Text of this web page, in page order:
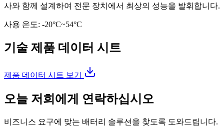
사와 함께 설계하여 전문 장치에서 최상의 성능을 발휘합니다.
사용 온도: -20°C~54°C
기술 제품 데이터 시트
제품 데이터 시트 보기
오늘 저희에게 연락하십시오
비즈니스 요구에 맞는 배터리 솔루션을 찾도록 도와드립니다.